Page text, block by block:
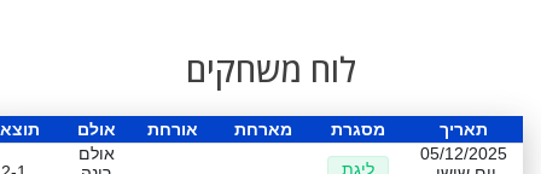
לוח משחקים
תאריך מסגרת מארחת אורחת אולם
05/12/2025
ליגת
אולם